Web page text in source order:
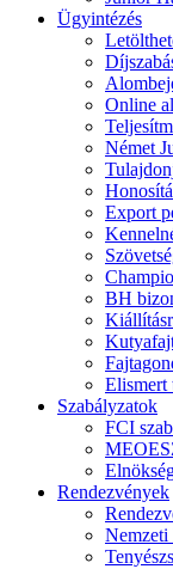
Ügyintézés
Online
Német
Export
BH
Elismert
Szabályzatok
FCI
Rendezvények
Nemzeti